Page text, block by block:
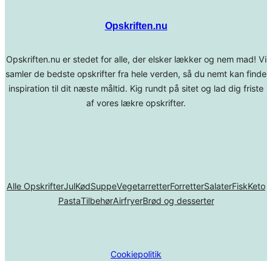
Opskriften.nu
Opskriften.nu er stedet for alle, der elsker lækker og nem mad! Vi
samler de bedste opskrifter fra hele verden, så du nemt kan finde
inspiration til dit næste måltid. Kig rundt på sitet og lad dig friste
af vores lækre opskrifter.
Alle OpskrifterJulKødSuppeVegetarretterForretterSalaterFiskKeto
PastaTilbehørAirfryerBrød og desserter
Cookiepolitik